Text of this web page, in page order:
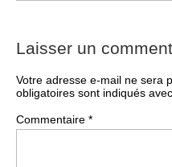
Laisser un
Votre adresse e-mail ne sera
obligatoires sont indiqués avec
Commentaire *